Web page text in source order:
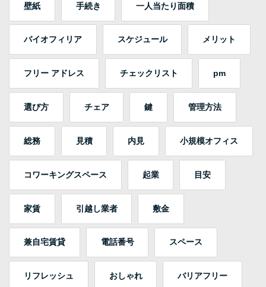
壁紙 手続き 一人当たり面積
バイオフィリア スケジュール メリット
フリー アドレス チェックリスト pm
選び方 チェア 鍵 管理方法
総務 見積 内見 小規模オフィス
コワーキングスペース 起業 目安
家賃 引越し業者 敷金
兼自宅賃貸 電話番号 スペース
リフレッシュ おしゃれ バリアフリー